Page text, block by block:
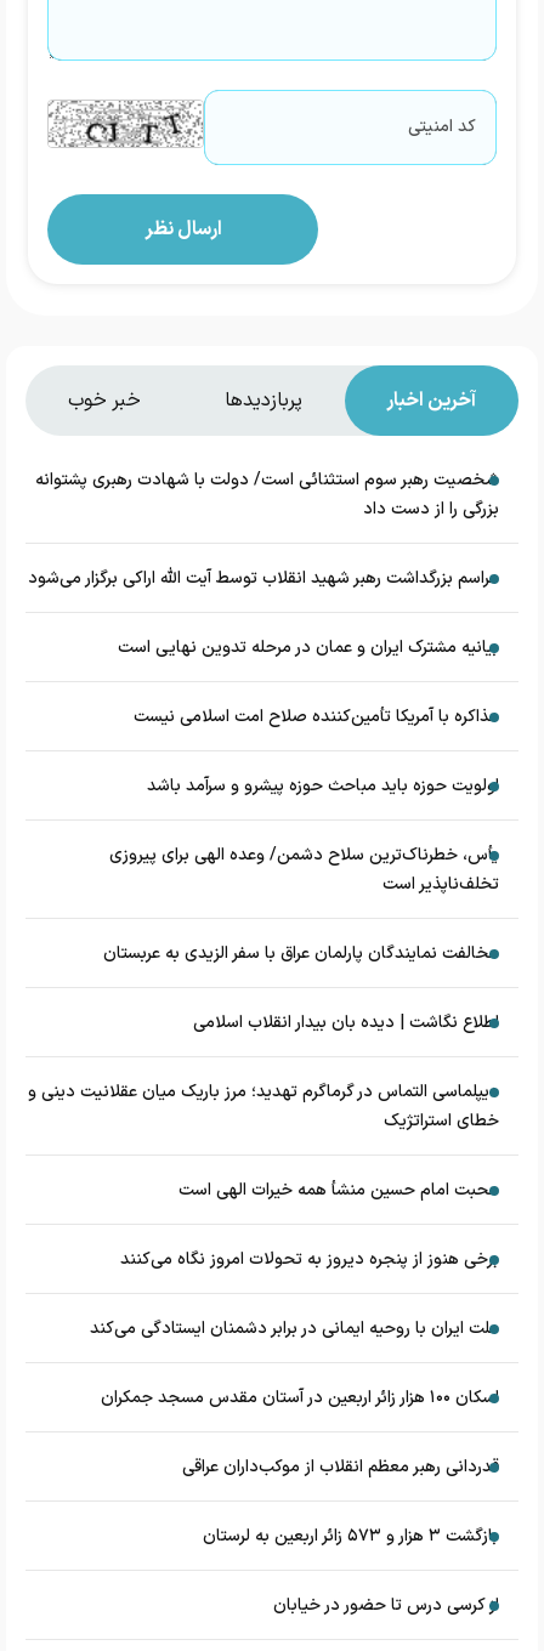
آخرین اخبار پربازدیدها خبر خوب
شخصیت رهبر سوم استثنائی است/ دولت با شهادت رهبری پشتوانه
بزرگی را از دست داد
مراسم بزرگداشت رهبر شهید انقلاب توسط آیت الله اراکی برگزار می‌شود
بیانیه مشترک ایران و عمان در مرحله تدوین نهایی است
مذاکره با آمریکا تأمین‌کننده صلاح امت اسلامی نیست
اولویت حوزه باید مباحث حوزه پیشرو و سرآمد باشد
یأس، خطرناک‌ترین سلاح دشمن/ وعده الهی برای پیروزی
تخلف‌ناپذیر است
مخالفت نمایندگان پارلمان عراق با سفر الزیدی به عربستان
اطلاع نگاشت | دیده بان بیدار انقلاب اسلامی
دیپلماسی التماس در گرماگرم تهدید؛ مرز باریک میان عقلانیت دینی و
خطای استراتژیک
محبت امام حسین منشأ همه خیرات الهی است
برخی هنوز از پنجره دیروز به تحولات امروز نگاه می‌کنند
ملت ایران با روحیه ایمانی در برابر دشمنان ایستادگی می‌کند
اسکان ۱۰۰ هزار زائر اربعین در آستان مقدس مسجد جمکران
قدردانی رهبر معظم انقلاب از موکب‌داران عراقی
بازگشت ۳ هزار و ۵۷۳ زائر اربعین به لرستان
از کرسی درس تا حضور در خیابان